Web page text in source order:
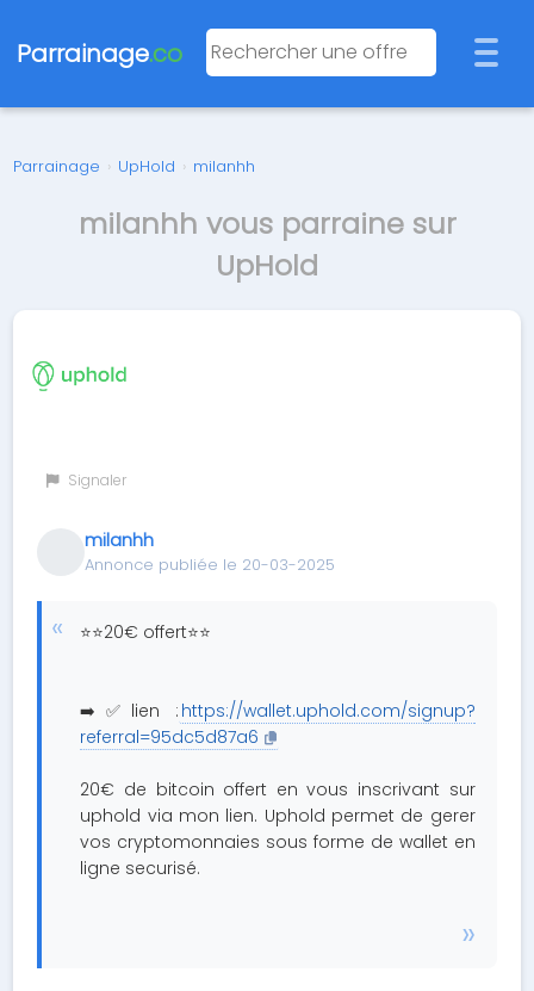
Parrainage.co
Parrainage › UpHold › milanhh
milanhh vous parraine sur
UpHold
Signaler
milanhh
Annonce publiée le 20-03-2025
⭐️⭐️20€ offert⭐️⭐️
➡️✅lien : https://wallet.uphold.com/signup?
referral=95dc5d87a6
20€ de bitcoin offert en vous inscrivant sur
uphold via mon lien. Uphold permet de gerer
vos cryptomonnaies sous forme de wallet en
ligne securisé.